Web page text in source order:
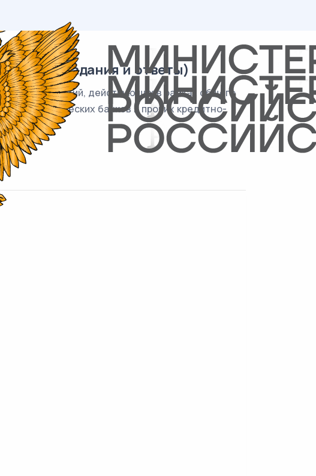
(задания и ответы)
организаций, действующих в рамках общего
коммерческих банков и прочих кредитно-